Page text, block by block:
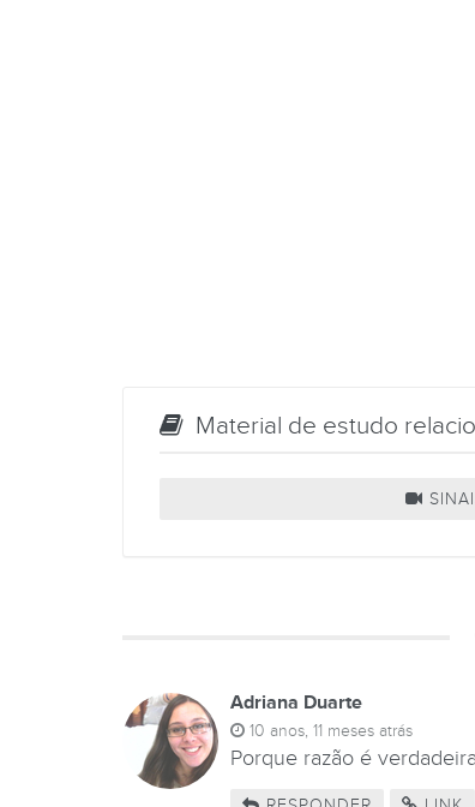
Material de estudo
Adriana Duarte
10 anos, 11 meses atrás
Porque razão é